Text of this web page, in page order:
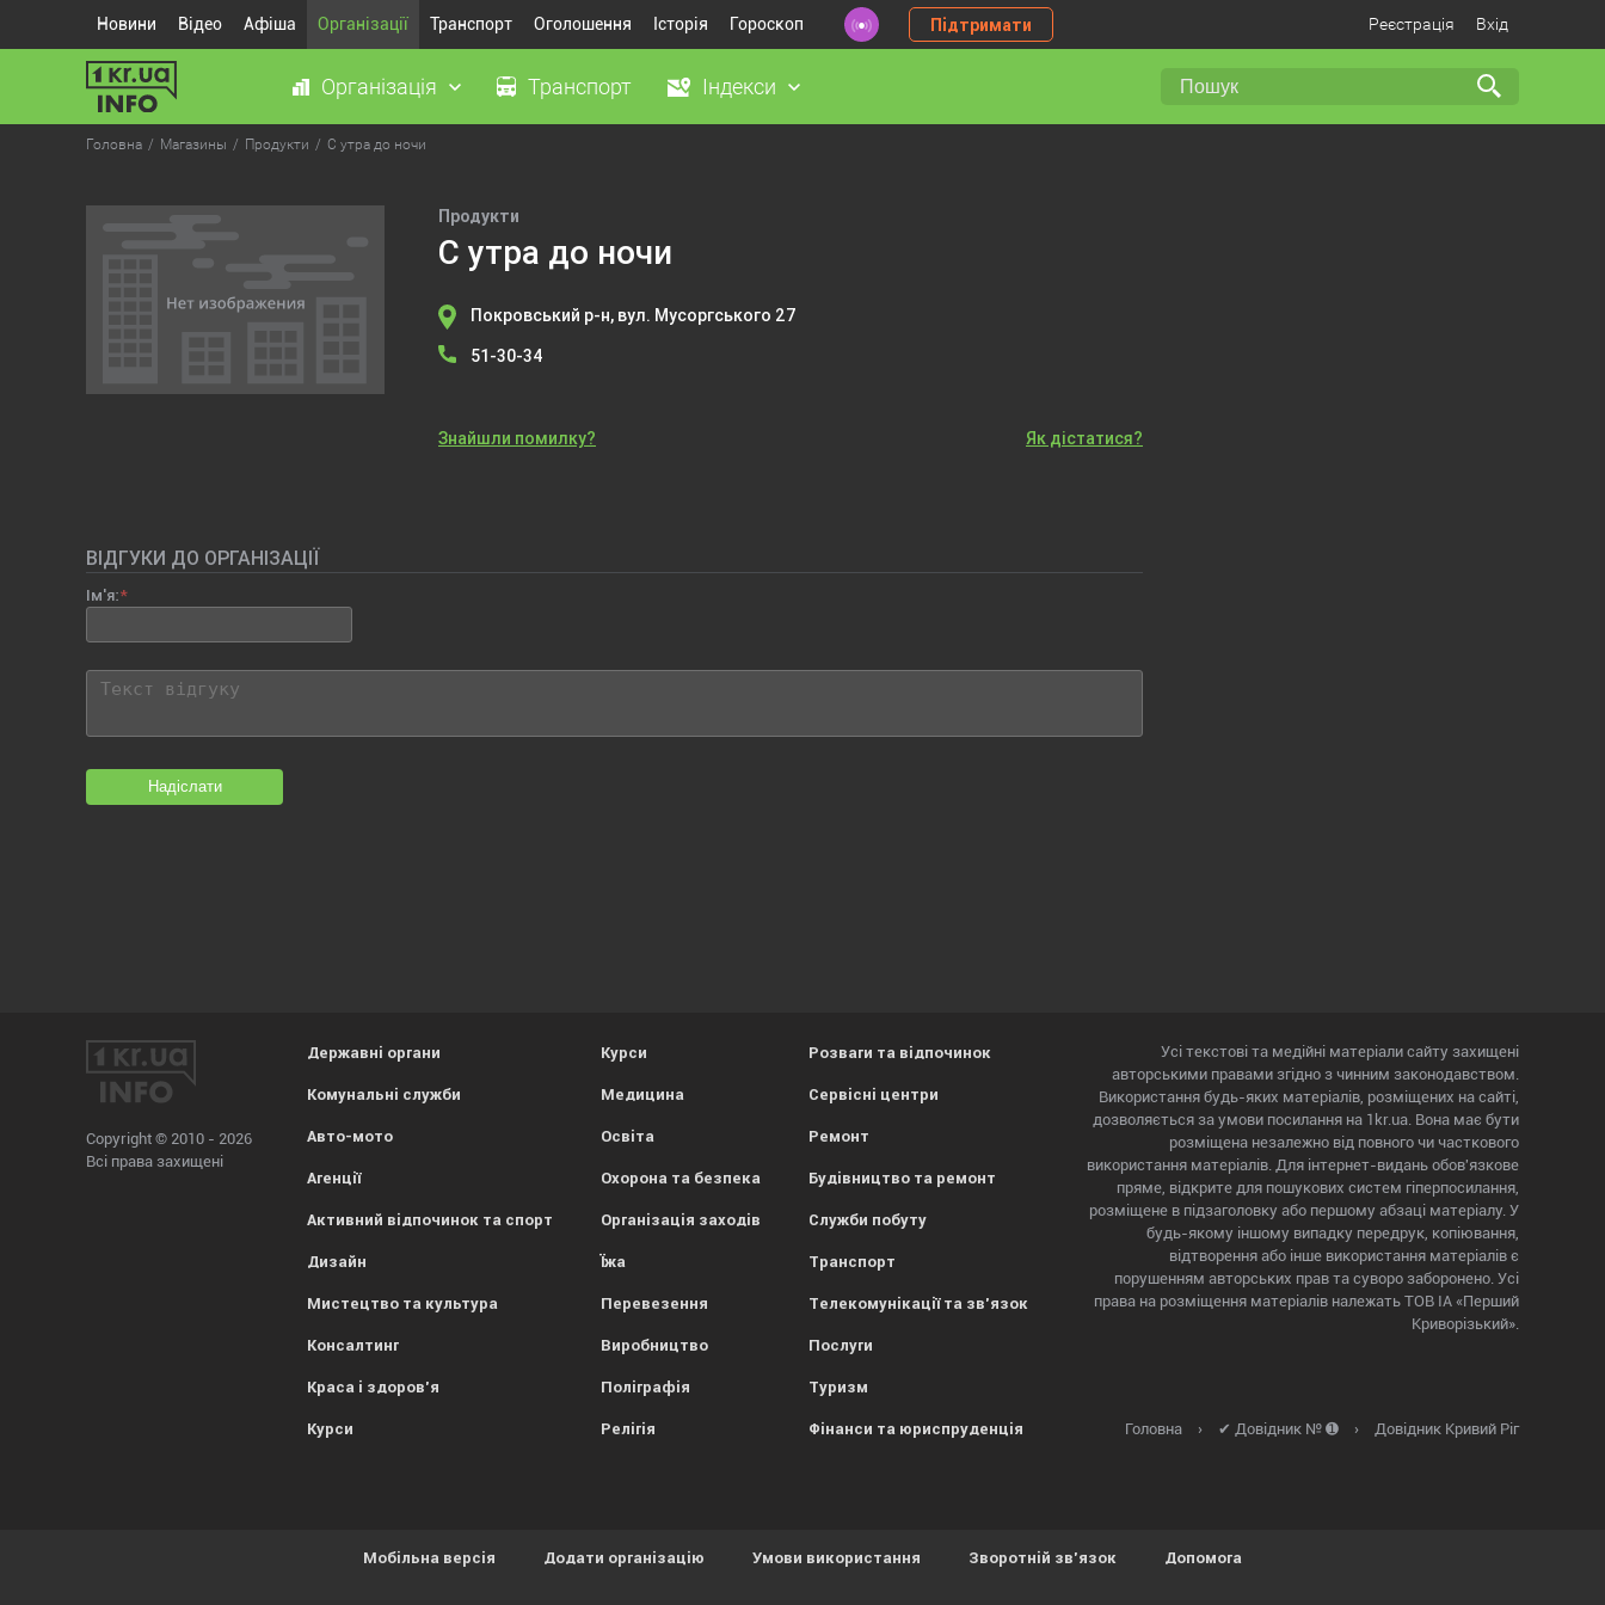
Новини Відео Афіша Організації Транспорт Оголошення Історія Гороскоп Підтримати Реєстрація Вхід
Організація Транспорт Індекси
Головна Магазины Продукти С утра до ночи
Продукти
С утра до ночи
Покровський р-н, вул. Мусоргського 27
51-30-34
Знайшли помилку? Як дістатися?
ВІДГУКИ ДО ОРГАНІЗАЦІЇ
Ім'я:
Надіслати
Copyright © 2010 - 2026
Всі права захищені
Державні органи
Комунальні служби
Авто-мото
Агенції
Активний відпочинок та спорт
Дизайн
Мистецтво та культура
Консалтинг
Краса і здоров'я
Курси
Курси
Медицина
Освіта
Охорона та безпека
Організація заходів
Їжа
Перевезення
Виробництво
Поліграфія
Релігія
Розваги та відпочинок
Сервісні центри
Ремонт
Будівництво та ремонт
Служби побуту
Транспорт
Телекомунікації та зв'язок
Послуги
Туризм
Фінанси та юриспруденція
Усі текстові та медійні матеріали сайту захищені
авторськими правами згідно з чинним законодавством.
Використання будь-яких матеріалів, розміщених на сайті,
дозволяється за умови посилання на 1kr.ua. Вона має бути
розміщена незалежно від повного чи часткового
використання матеріалів. Для інтернет-видань обов'язкове
пряме, відкрите для пошукових систем гіперпосилання,
розміщене в підзаголовку або першому абзаці матеріалу. У
будь-якому іншому випадку передрук, копіювання,
відтворення або інше використання матеріалів є
порушенням авторських прав та суворо заборонено. Усі
права на розміщення матеріалів належать ТОВ ІА «Перший
Криворізький».
Головна › ✔ Довідник № ➊ › Довідник Кривий Ріг
Мобільна версія Додати організацію Умови використання Зворотній зв'язок Допомога